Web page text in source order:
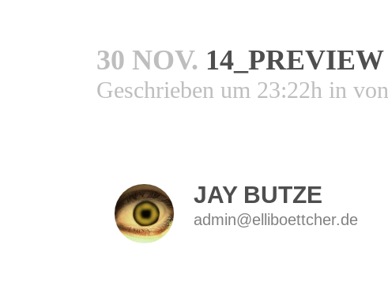
30 NOV. 14_PREVIEW
Geschrieben um 23:22h in von
JAY BUTZE
admin@elliboettcher.de